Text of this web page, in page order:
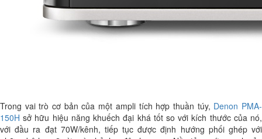
Trong vai trò cơ bản của một ampli tích hợp thuần túy, Denon PMA-
150H sở hữu hiệu năng khuếch đại khá tốt so với kích thước của nó,
với đầu ra đạt 70W/kênh, tiếp tục được định hướng phối ghép với